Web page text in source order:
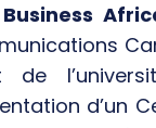
de
d’un